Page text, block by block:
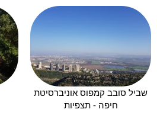
שביל סובב קמפוס אוניברסיטת
חיפה - תצפיות